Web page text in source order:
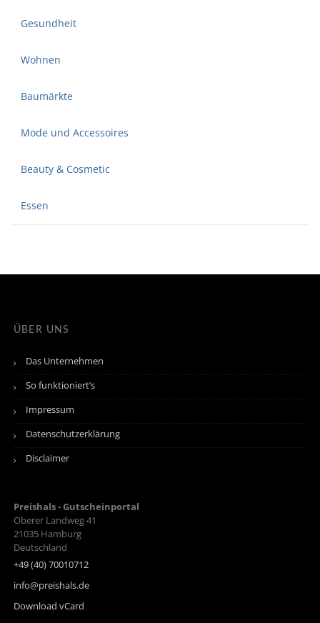
Gesundheit
Wohnen
Baumärkte
Mode und Accessoires
Beauty & Cosmetic
Essen
ÜBER UNS
Das Unternehmen
So funktioniert’s
Impressum
Datenschutzerklärung
Disclaimer
Preishals - Gutscheinportal
Oberer Landweg 41
21035 Hamburg
Deutschland
+49 (40) 70010712
info@preishals.de
Download vCard